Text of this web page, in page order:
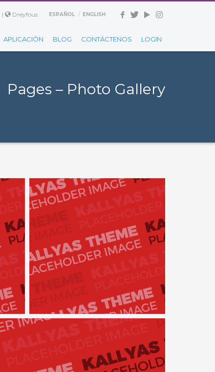
| Dreyfous ESPAÑOL ENGLISH
APLICACIÓN BLOG CONTÁCTENOS LOGIN
Pages – Photo Gallery